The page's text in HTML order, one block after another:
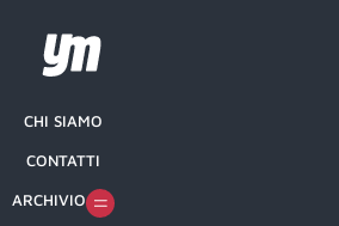
CHI SIAMO
CONTATTI
ARCHIVIO